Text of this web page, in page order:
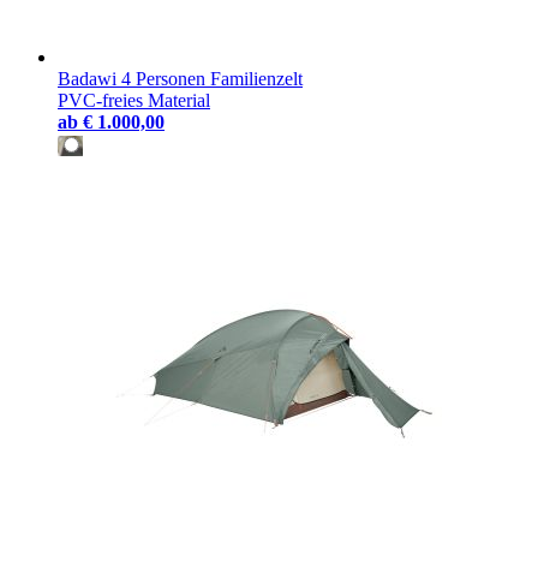
Badawi 4 Personen Familienzelt
PVC-freies Material
ab € 1.000,00